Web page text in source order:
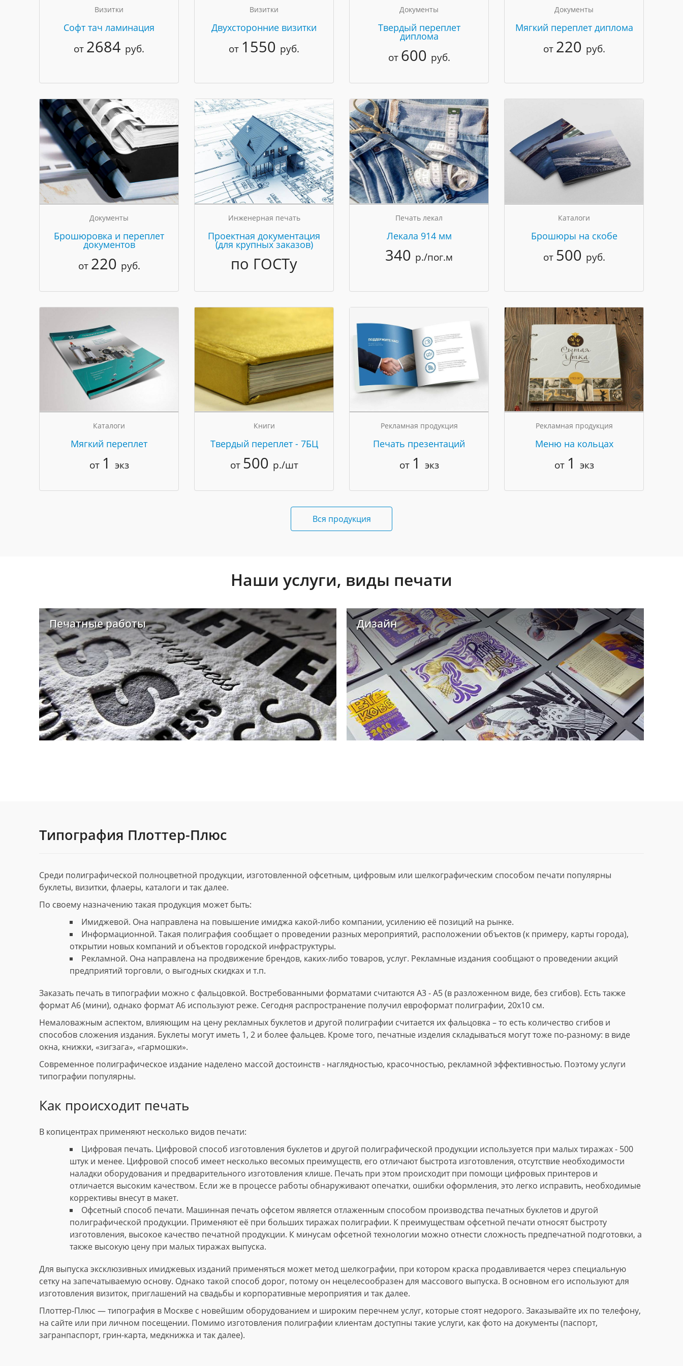
Визитки
Cофт тач ламинация
от 2684 руб.
Визитки
Двухсторонние визитки
от 1550 руб.
Документы
Твердый переплет
диплома
от 600 руб.
Документы
Мягкий переплет диплома
от 220 руб.
Документы
Брошюровка и переплет
документов
от 220 руб.
Инженерная печать
Проектная документация
(для крупных заказов)
по ГОСТу
Печать лекал
Лекала 914 мм
340 р./пог.м
Каталоги
Брошюры на скобе
от 500 руб.
Каталоги
Мягкий переплет
от 1 экз
Книги
Твердый переплет - 7БЦ
от 500 р./шт
Рекламная продукция
Печать презентаций
от 1 экз
Рекламная продукция
Меню на кольцах
от 1 экз
Вся продукция
Наши услуги, виды печати
Печатные работы Дизайн
Типография Плоттер-Плюс
Среди полиграфической полноцветной продукции, изготовленной офсетным, цифровым или шелкографическим способом печати популярны
буклеты, визитки, флаеры, каталоги и так далее.
По своему назначению такая продукция может быть:
Имиджевой. Она направлена на повышение имиджа какой-либо компании, усилению её позиций на рынке.
Информационной. Такая полиграфия сообщает о проведении разных мероприятий, расположении объектов (к примеру, карты города),
открытии новых компаний и объектов городской инфраструктуры.
Рекламной. Она направлена на продвижение брендов, каких-либо товаров, услуг. Рекламные издания сообщают о проведении акций
предприятий торговли, о выгодных скидках и т.п.
Заказать печать в типографии можно с фальцовкой. Востребованными форматами считаются А3 - А5 (в разложенном виде, без сгибов). Есть также
формат А6 (мини), однако формат А6 используют реже. Сегодня распространение получил евроформат полиграфии, 20х10 см.
Немаловажным аспектом, влияющим на цену рекламных буклетов и другой полиграфии считается их фальцовка – то есть количество сгибов и
способов сложения издания. Буклеты могут иметь 1, 2 и более фальцев. Кроме того, печатные изделия складываться могут тоже по-разному: в виде
окна, книжки, «зигзага», «гармошки».
Современное полиграфическое издание наделено массой достоинств - наглядностью, красочностью, рекламной эффективностью. Поэтому услуги
типографии популярны.
Как происходит печать
В копицентрах применяют несколько видов печати:
Цифровая печать. Цифровой способ изготовления буклетов и другой полиграфической продукции используется при малых тиражах - 500
штук и менее. Цифровой способ имеет несколько весомых преимуществ, его отличают быстрота изготовления, отсутствие необходимости
наладки оборудования и предварительного изготовления клише. Печать при этом происходит при помощи цифровых принтеров и
отличается высоким качеством. Если же в процессе работы обнаруживают опечатки, ошибки оформления, это легко исправить, необходимые
коррективы внесут в макет.
Офсетный способ печати. Машинная печать офсетом является отлаженным способом производства печатных буклетов и другой
полиграфической продукции. Применяют её при больших тиражах полиграфии. К преимуществам офсетной печати относят быстроту
изготовления, высокое качество печатной продукции. К минусам офсетной технологии можно отнести сложность предпечатной подготовки, а
также высокую цену при малых тиражах выпуска.
Для выпуска эксклюзивных имиджевых изданий применяться может метод шелкографии, при котором краска продавливается через специальную
сетку на запечатываемую основу. Однако такой способ дорог, потому он нецелесообразен для массового выпуска. В основном его используют для
изготовления визиток, приглашений на свадьбы и корпоративные мероприятия и так далее.
Плоттер-Плюс — типография в Москве с новейшим оборудованием и широким перечнем услуг, которые стоят недорого. Заказывайте их по телефону,
на сайте или при личном посещении. Помимо изготовления полиграфии клиентам доступны такие услуги, как фото на документы (паспорт,
загранпаспорт, грин-карта, медкнижка и так далее).